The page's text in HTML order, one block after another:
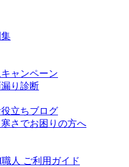
ャンペーン
り診断
立ちブログ
さでお困りの方へ
人 ご利用ガイド